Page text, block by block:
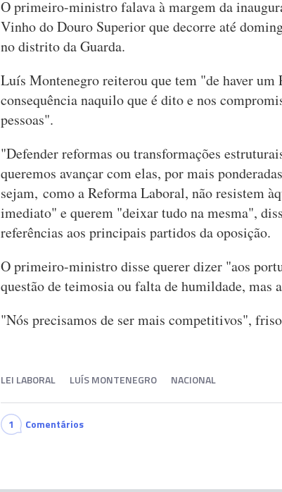
O primeiro-ministro falava à margem da
Vinho do Douro Superior que decorre até
no distrito da Guarda.
Luís Montenegro reiterou que tem "de haver um
consequência naquilo que é dito e nos
pessoas".
"Defender reformas ou transformações
queremos avançar com elas, por mais
sejam, como a Reforma Laboral, não resistem
imediato" e querem "deixar tudo na mesma",
referências aos principais partidos da oposição.
O primeiro-ministro disse querer dizer "aos
questão de teimosia ou falta de humildade, mas
"Nós precisamos de ser mais competitivos",
LEI LABORAL LUÍS MONTENEGRO NACIONAL
1 Comentários